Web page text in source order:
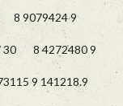
8 9079424 9
30 8 4272480 9
9 141218.9